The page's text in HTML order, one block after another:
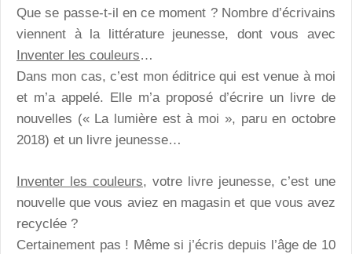
Que se passe-t-il en ce moment ? Nombre d’écrivains
viennent à la littérature jeunesse, dont vous avec
Inventer les couleurs…
Dans mon cas, c’est mon éditrice qui est venue à moi
et m’a appelé. Elle m’a proposé d’écrire un livre de
nouvelles (« La lumière est à moi », paru en octobre
2018) et un livre jeunesse…
Inventer les couleurs, votre livre jeunesse, c’est une
nouvelle que vous aviez en magasin et que vous avez
recyclée ?
Certainement pas ! Même si j’écris depuis l’âge de 10